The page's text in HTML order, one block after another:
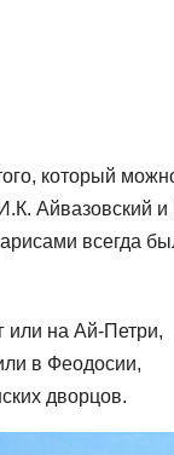
который
Айвазовский
всегда
или на Ай-Петри,
в Феодосии,
дворцов.